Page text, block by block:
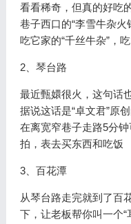
看看稀奇，但真的好吃
巷子西口的“李雪牛杂
吃它家的“千丝牛杂”，
2、琴台路
最近甄嬛很火，这句话
据说这话是“卓文君”原
在离宽窄巷子走路5分
拍，表去买东西和吃饭
3、百花潭
从琴台路走完就到了百
下，让老板帮你叫一个“